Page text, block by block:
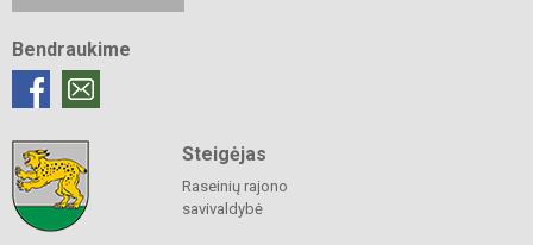
Bendraukime
Steigėjas
Raseinių rajono
savivaldybė